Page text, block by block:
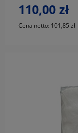
110,00 zł
Cena netto: 101,85 zł